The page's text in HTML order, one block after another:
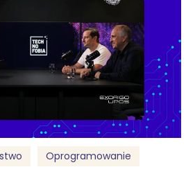
Oprogramowanie